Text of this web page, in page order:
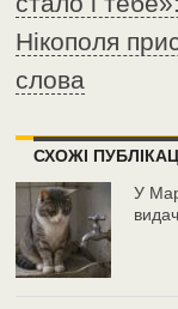
Нікополя
слова
СХОЖІ
У